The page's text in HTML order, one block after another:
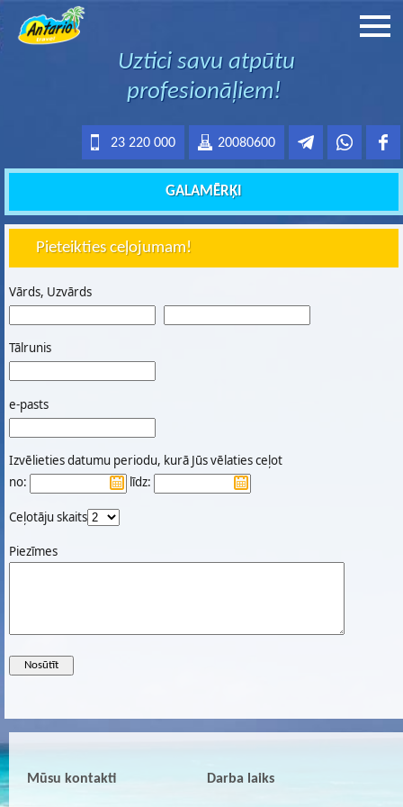
Uztici savu atpūtu
profesionāļiem!
20080600
23 220 000
GALAMĒRĶI
Pieteikties ceļojumam!
Vārds, Uzvārds
Tālrunis
e-pasts
Izvēlieties datumu periodu, kurā Jūs vēlaties ceļot
no:
līdz:
Ceļotāju skaits
Piezīmes
Mūsu kontakti Darba laiks